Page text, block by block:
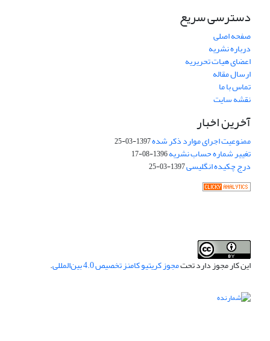
دسترسی سریع
صفحه اصلی
درباره نشریه
اعضای هیات تحریریه
ارسال مقاله
تماس با ما
نقشه سایت
آخرین اخبار
ممنوعیت اجرای موارد ذکر شده1397-03-25
تغییر شماره حساب نشریه1396-08-17
درج چکیده انگلیسی1397-03-25
این کار مجوز دارد تحتمجوز کریتیو کامنز تخصیص 4.0 بین‌المللی .